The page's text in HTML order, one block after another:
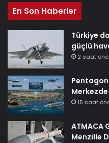
En Son Haberler
Türkiye
güçlü
2 saat
Pentagon
15 saat
ATMACA
Menzille